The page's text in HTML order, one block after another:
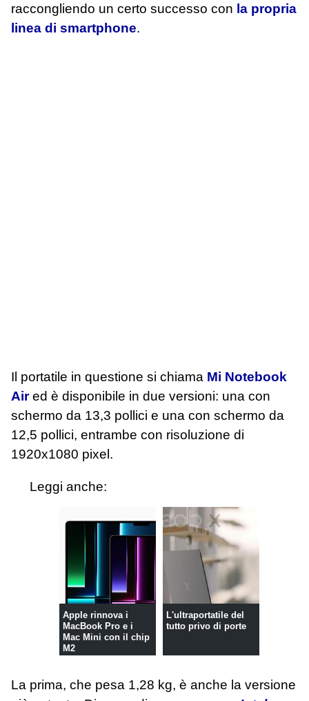
raccongliendo un certo successo con la propria
linea di smartphone.
Il portatile in questione si chiama Mi Notebook
Aired è disponibile in due versioni: una con
schermo da 13,3 pollici e una con schermo da
12,5 pollici, entrambe con risoluzione di
1920x1080 pixel.
Leggi anche:
Apple rinnova i
MacBook Pro e i
Mac Mini con il chip
M2
L'ultraportatile del
tutto privo di porte
La prima, che pesa 1,28 kg, è anche la versione